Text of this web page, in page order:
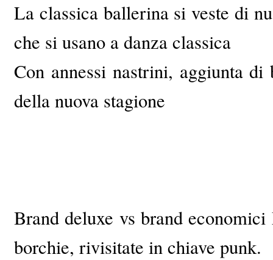
La classica ballerina si veste di
che si usano a danza classica
Con annessi nastrini, aggiunta
della nuova stagione
Brand deluxe vs brand
borchie, rivisitate in chiave punk.